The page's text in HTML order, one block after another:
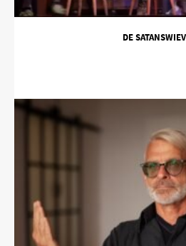
DE